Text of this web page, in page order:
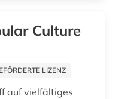
Culture
LIZENZ
auf vielfältiges